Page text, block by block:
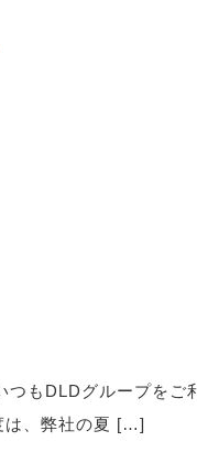
もDLDグループをご
は、弊社の夏 […]